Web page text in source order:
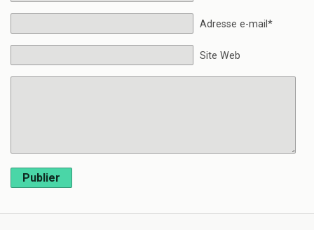
Adresse e-mail*
Site Web
Publier